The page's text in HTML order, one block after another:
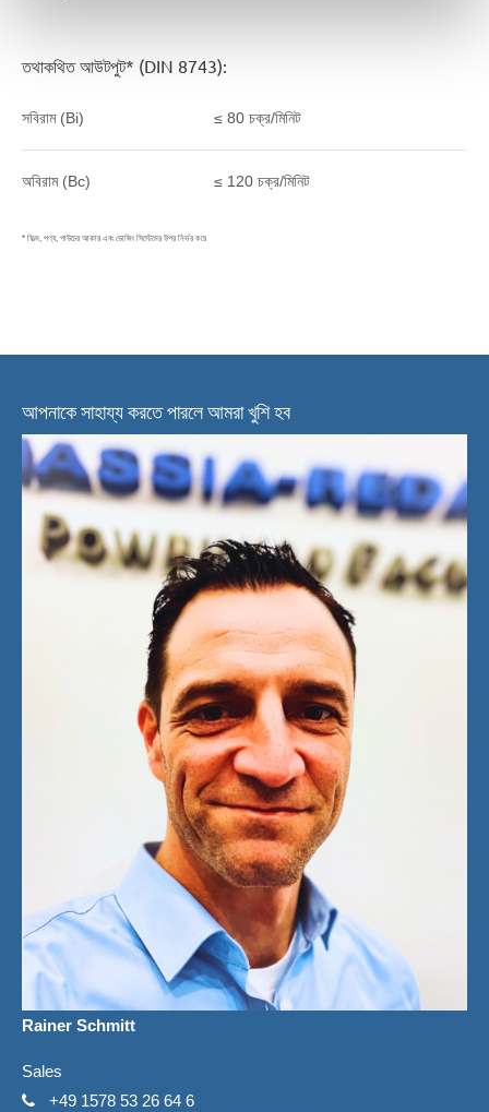
তথাকথিত আউটপুট* (DIN 8743):
সবিরাম (Bi) ≤ 80 চক্র/মিনিট
অবিরাম (Bc) ≤ 120 চক্র/মিনিট
* ফিল্ম, পণ্য, পাউচের আকার এবং ডোজিং সিস্টেমের উপর নির্ভর করে
আপনাকে সাহায্য করতে পারলে আমরা খুশি হব
Rainer Schmitt
Sales
+49 1578 53 26 64 6